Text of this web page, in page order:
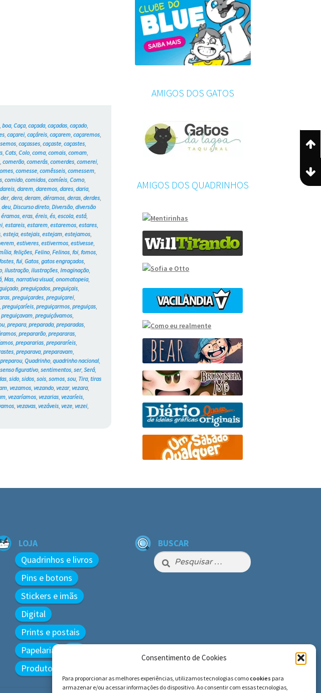
Consentimento de Cookies
Para proporcionar as melhores experiências, utilizamos tecnologias comocookies para
armazenar e/ou acessar informações do dispositivo. Ao consentir com essas tecnologias,
,boa,Caça,caçada,caçadas ,caçado,
,caçarei,caçáreis ,caçarem ,caçaremos
,caçasses ,caçaste ,caçastes
,Cats ,Colo,coma,comais ,comam
,comerão,comerás ,comerdes ,comerei,
,comesse ,comêsseis ,comessem
,comido,comidos ,comíeis ,Como,
dareis ,darem ,daremos ,dares ,daria,
,der,dera,deram ,déramos ,deras ,derdes
,deu,Discurso direto,Diversão,diversão
,éramos ,eras ,éreis ,és ,escola,está,
,estareis ,estarem ,estaremos ,estares
,esteja,estejais ,estejam ,estejamos
,estiveres ,estivermos ,estivesse
,felições ,Felino,Felinos ,foi,fomos
,fui,Gatos ,gatos engraçados
,ilustração,ilustrações ,Imaginação,
,Mas ,narrativa visual,onomatopeia,
,preguiçados ,preguiçais
,preguiçardes ,preguiçarei,
,preguiçaríeis ,preguiçarmos ,preguiças
preguiçavam ,preguiçávamos
,prepara,preparada,preparadas
,prepararão,prepararas
,prepararias ,prepararíeis
,preparava,preparavam
preparou,Quadrinho,quadrinho nacional,
senso figurativo,sentimentos ,ser,Será,
,sido,sidos ,sois ,somos ,sou, Tira,tiras
,vezamos ,vezando,vezar,vezara,
,vezaríamos ,vezarias ,vezaríeis
,vezavas ,vezáveis ,veze ,vezei,
AMIGOS DOS GATOS
AMIGOS DOS QUADRINHOS
LOJA
Quadrinhos e livros
Pins e botons
Stickers e imãs
Digital
Prints e postais
Papelaria
Produtos diversos
BUSCAR
Pesquisar
por: